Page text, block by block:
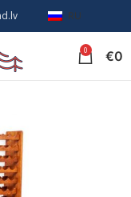
RU
0 €0